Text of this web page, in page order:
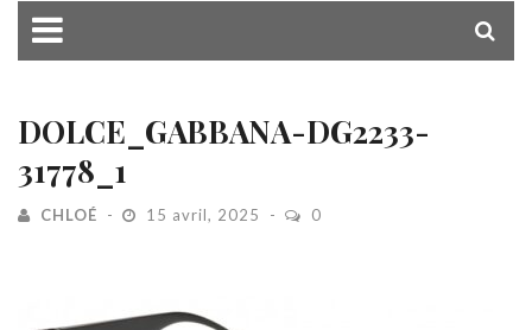
DOLCE_GABBANA-DG2233-
31778_1
CHLOÉ 15 avril, 2025 0